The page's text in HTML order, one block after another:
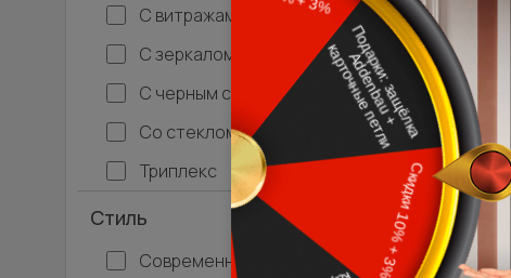
С витражами
С зеркалом
С черным стеклом
Со стеклом
Триплекс
Стиль
Современный